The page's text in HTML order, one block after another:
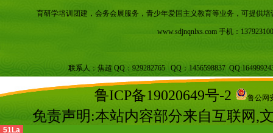
育研学培训团建，会务会展服务，青少年爱国主义教育等业务，可提供
www.sdjnqnlxs.com 手机：
联系人：焦超 QQ：929282765 QQ：1456598837
鲁ICP备19020649号-2 鲁公网
免责声明:本站内容部分来自互联网,
51La